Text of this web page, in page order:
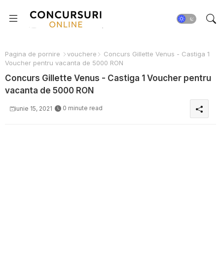
Pagina de pornire vouchere
Concurs Gillette Venus - Castiga 1
Voucher pentru vacanta de 5000 RON
Concurs Gillette Venus - Castiga 1 Voucher pentru
vacanta de 5000 RON
iunie 15, 2021 0 minute read